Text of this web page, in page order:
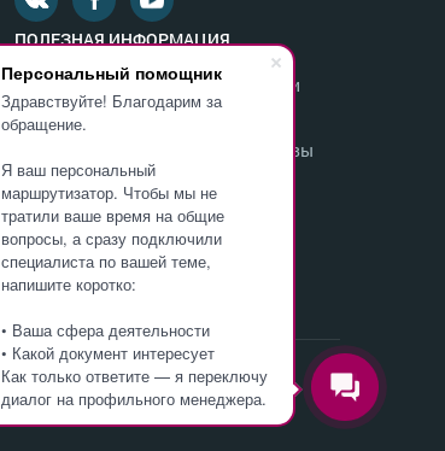
Персональный помощник
Здравствуйте! Благодарим за
обращение.
Я ваш персональный
маршрутизатор. Чтобы мы не
тратили ваше время на общие
вопросы, а сразу подключили
специалиста по вашей теме,
напишите коротко:
• Ваша сфера деятельности
• Какой документ интересует
Как только ответите — я переключу
диалог на профильного менеджера.
ПОЛЕЗНАЯ ИНФОРМАЦИЯ
Министерство образования и науки
России
Департамент образования г. Москвы
Федеральная служба по надзору в
сфере образования и науки
ОБУЧИТЬСЯ В ИНСТИТУТЕ